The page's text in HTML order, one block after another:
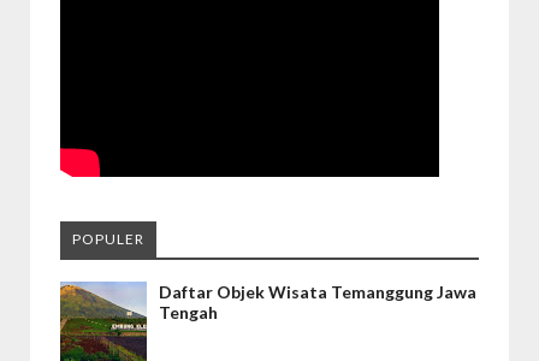
POPULER
Daftar Objek Wisata Temanggung Jawa
Tengah